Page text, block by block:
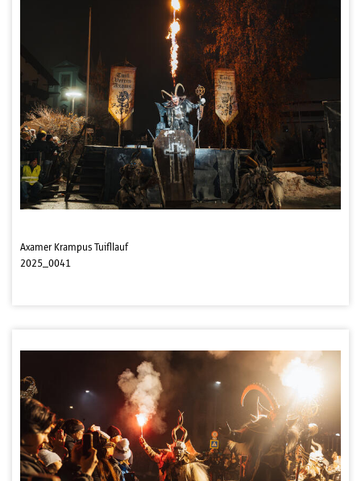
Axamer Krampus Tuifllauf
2025_0041